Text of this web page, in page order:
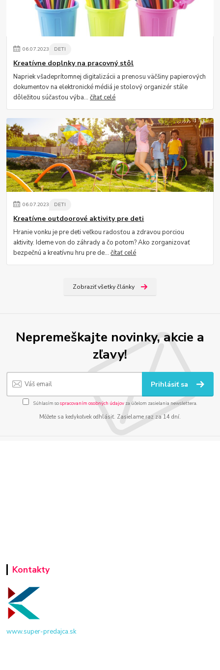
06.07.2023 DETI
Kreatívne doplnky na pracovný stôl
Napriek všadeprítomnej digitalizácii a prenosu väčšiny papierových
dokumentov na elektronické médiá je stolový organizér stále
dôležitou súčasťou výba...čítať celé
06.07.2023 DETI
Kreatívne outdoorové aktivity pre deti
Hranie vonku je pre deti veľkou radosťou a zdravou porciou
aktivity. Ideme von do záhrady a čo potom? Ako zorganizovať
bezpečnú a kreatívnu hru pre de...čítať celé
Zobraziť všetky články
Nepremeškajte novinky, akcie a
zľavy!
Prihlásiť sa
Súhlasím sospracovaním osobných údajov za účelom zasielania newslettera.
Môžete sa kedykoľvek odhlásiť. Zasielame raz za 14 dní.
Kontakty
www.super-predajca.sk